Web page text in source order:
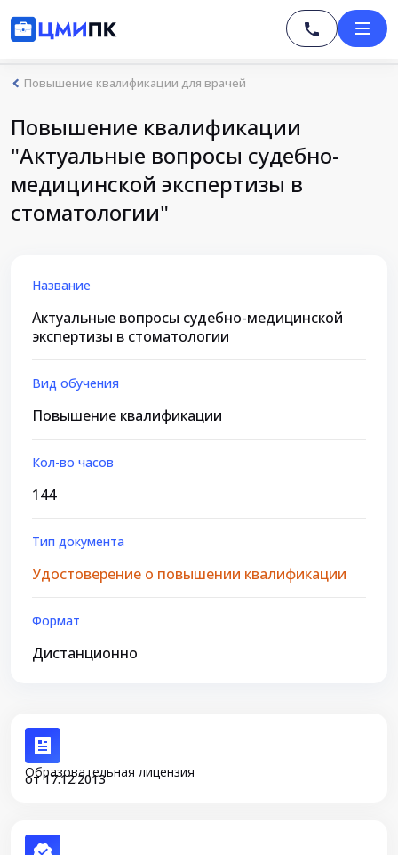
Повышение квалификации для врачей
Повышение квалификации
"Актуальные вопросы судебно-
медицинской экспертизы в
стоматологии"
Название
Актуальные вопросы судебно-медицинской
экспертизы в стоматологии
Вид обучения
Повышение квалификации
Кол-во часов
144
Тип документа
Удостоверение о повышении квалификации
Формат
Дистанционно
Образовательная лицензия
от 17.12.2013